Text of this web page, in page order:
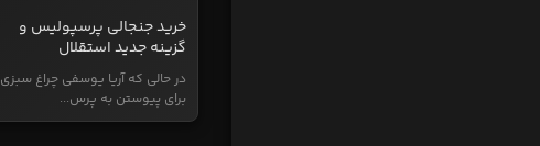
خرید جنجالی پرسپولیس و
گزینه جدید استقلال
در حالی که آریا یوسفی چراغ سبزی
برای پیوستن به پرس...